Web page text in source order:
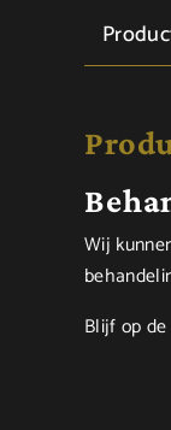
Wij
Blijf op